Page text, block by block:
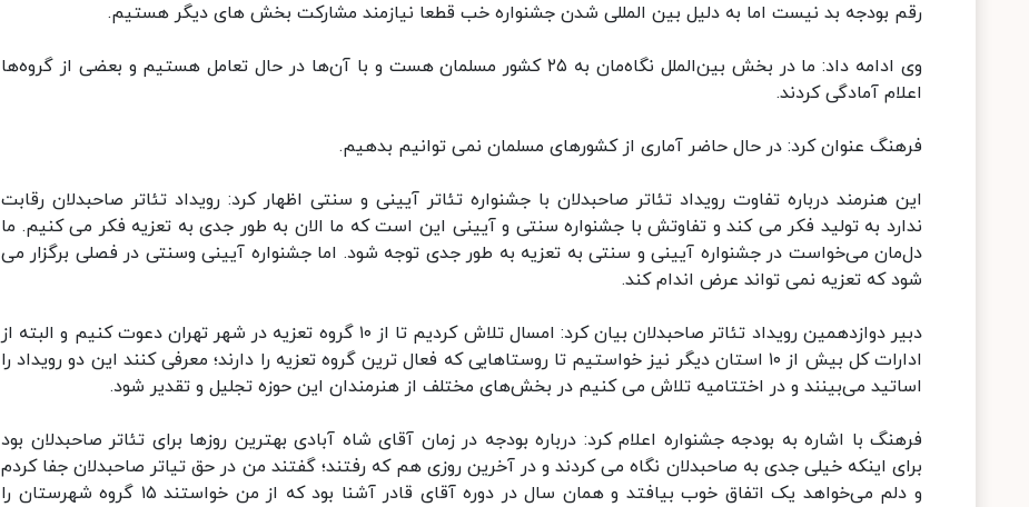
رقم بودجه بد نیست اما به دلیل بین المللی شدن جشنواره خب قطعا نیازمند مشارکت بخش های دیگر هستیم.
وی ادامه داد: ما در بخش بین‌الملل نگاه‌مان به ۲۵ کشور مسلمان هست و با آن‌ها در حال تعامل هستیم و بعضی از گروه‌ها
اعلام آمادگی کردند.
فرهنگ عنوان کرد: در حال حاضر آماری از کشورهای مسلمان نمی توانیم بدهیم.
این هنرمند درباره تفاوت رویداد تئاتر صاحبدلان با جشنواره تئاتر آیینی و سنتی اظهار کرد: رویداد تئاتر صاحبدلان رقابت
ندارد به تولید فکر می کند و تفاوتش با جشنواره سنتی و آیینی این است که ما الان به طور جدی به تعزیه فکر می کنیم. ما
دل‌مان می‌خواست در جشنواره آیینی و سنتی به تعزیه به طور جدی توجه شود. اما جشنواره آیینی وسنتی در فصلی برگزار می
شود که تعزیه نمی تواند عرض اندام کند.
دبیر دوازدهمین رویداد تئاتر صاحبدلان بیان کرد: امسال تلاش کردیم تا از ۱۰ گروه تعزیه در شهر تهران دعوت کنیم و البته از
ادارات کل بیش از ۱۰ استان دیگر نیز خواستیم تا روستاهایی که فعال ترین گروه تعزیه را دارند؛ معرفی کنند این دو رویداد را
اساتید می‌بینند و در اختتامیه تلاش می کنیم در بخش‌های مختلف از هنرمندان این حوزه تجلیل و تقدیر شود.
فرهنگ با اشاره به بودجه جشنواره اعلام کرد: درباره بودجه در زمان آقای شاه آبادی بهترین روزها برای تئاتر صاحبدلان بود
برای اینکه خیلی جدی به صاحبدلان نگاه می کردند و در آخرین روزی هم که رفتند؛ گفتند من در حق تیاتر صاحبدلان جفا کردم
و دلم می‌خواهد یک اتفاق خوب بیافتد و همان سال در دوره آقای قادر آشنا بود که از من خواستند ۱۵ گروه شهرستان را